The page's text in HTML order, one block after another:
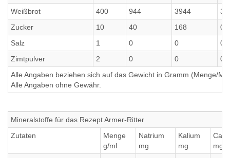
Weißbrot
400 944 3944
Zucker
10 40 168
0
Salz
1 0 0
0
Zimtpulver
2 0 0
0
Alle Angaben beziehen sich auf das Gewicht in Gramm (Menge/
Alle Angaben ohne Gewähr.
Mineralstoffe für das Rezept Armer-Ritter
Zutaten
Menge
g/ml
Natrium
mg
Kalium
mg
mg